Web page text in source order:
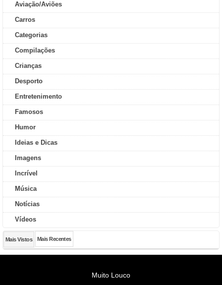
Aviação/Aviões
Carros
Categorias
Compilações
Crianças
Desporto
Entretenimento
Famosos
Humor
Ideias e Dicas
Imagens
Incrível
Música
Notícias
Vídeos
Mais Vistos Mais Recentes
Muito Louco